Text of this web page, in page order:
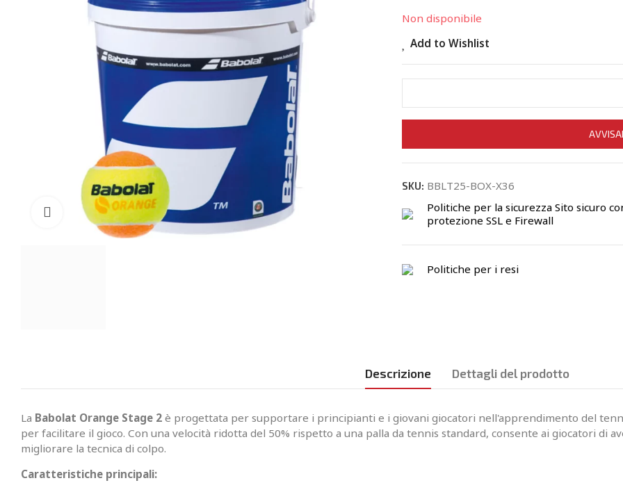
Click to enlarge
Non disponibile
Add to Wishlist
SKU: BBLT25-BOX-X36
Politiche per la sicurezza Sito sicuro
protezione SSL e Firewall
Politiche per i resi
Descrizione Dettagli del prodotto
La Babolat Orange Stage 2 è progettata per supportare i principianti e i giovani giocatori nell'apprendimento del
per facilitare il gioco. Con una velocità ridotta del 50% rispetto a una palla da tennis standard, consente ai giocatori di
migliorare la tecnica di colpo.
Caratteristiche principali: